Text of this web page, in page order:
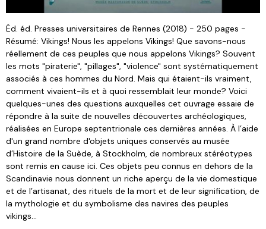
Éd. éd. Presses universitaires de Rennes (2018) - 250 pages -
Résumé: Vikings! Nous les appelons Vikings! Que savons-nous
réellement de ces peuples que nous appelons Vikings? Souvent
les mots "piraterie", "pillages", "violence" sont systématiquement
associés à ces hommes du Nord. Mais qui étaient-ils vraiment,
comment vivaient-ils et à quoi ressemblait leur monde? Voici
quelques-unes des questions auxquelles cet ouvrage essaie de
répondre à la suite de nouvelles découvertes archéologiques,
réalisées en Europe septentrionale ces dernières années. À l’aide
d'un grand nombre d'objets uniques conservés au musée
d’Histoire de la Suède, à Stockholm, de nombreux stéréotypes
sont remis en cause ici. Ces objets peu connus en dehors de la
Scandinavie nous donnent un riche aperçu de la vie domestique
et de l’artisanat, des rituels de la mort et de leur signification, de
la mythologie et du symbolisme des navires des peuples
vikings...